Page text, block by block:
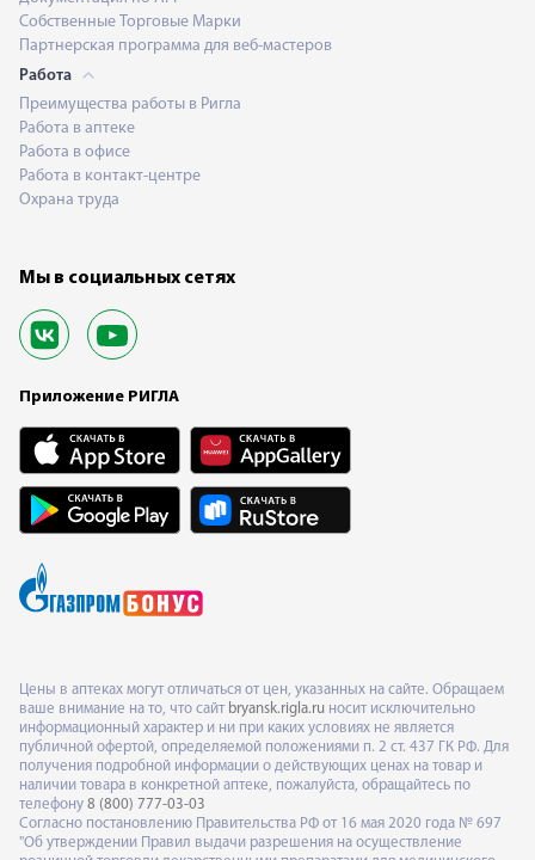
Собственные Торговые Марки
Партнерская программа для веб-мастеров
Работа
Преимущества работы в Ригла
Работа в аптеке
Работа в офисе
Работа в контакт-центре
Охрана труда
Мы в социальных сетях
Приложение РИГЛА
Цены в аптеках могут отличаться от цен, указанных на сайте. Обращаем
ваше внимание на то, что сайт bryansk.rigla.ru носит исключительно
информационный характер и ни при каких условиях не является
публичной офертой, определяемой положениями п. 2 ст. 437 ГК РФ. Для
получения подробной информации о действующих ценах на товар и
наличии товара в конкретной аптеке, пожалуйста, обращайтесь по
телефону 8 (800) 777-03-03
Согласно постановлению Правительства РФ от 16 мая 2020 года № 697
"Об утверждении Правил выдачи разрешения на осуществление